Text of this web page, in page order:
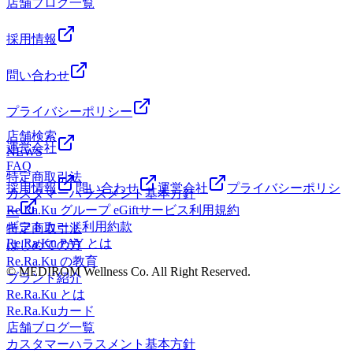
店舗ブログ一覧
採用情報
問い合わせ
プライバシーポリシー
運営会社
特定商取引法
カスタマーハラスメント基本方針
Re.Ra.Ku グループ eGiftサービス利用規約
ギフトカード利用約款
Re.Ra.Ku PAY とは
© MEDIROM Wellness Co. All Right Reserved.
店舗検索
NEWS
FAQ
採用情報
問い合わせ 運営会社
プライバシーポリシ
ー
特定商取引法
はじめての方
Re.Ra.Ku の教育
ブランド紹介
Re.Ra.Ku とは
Re.Ra.Kuカード
店舗ブログ一覧
カスタマーハラスメント基本方針